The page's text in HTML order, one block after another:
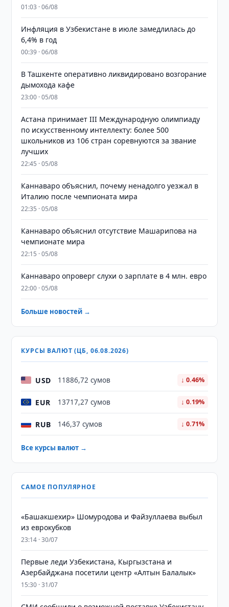
01:03 · 06/08
Инфляция в Узбекистане в июле замедлилась до
6,4% в год
00:39 · 06/08
В Ташкенте оперативно ликвидировано возгорание
дымохода кафе
23:00 · 05/08
Астана принимает III Международную олимпиаду
по искусственному интеллекту: более 500
школьников из 106 стран соревнуются за звание
лучших
22:45 · 05/08
Каннаваро объяснил, почему ненадолго уезжал в
Италию после чемпионата мира
22:35 · 05/08
Каннаваро объяснил отсутствие Машарипова на
чемпионате мира
22:15 · 05/08
Каннаваро опроверг слухи о зарплате в 4 млн. евро
22:00 · 05/08
Больше новостей →
КУРСЫ ВАЛЮТ (ЦБ, 06.08.2026)
USD 11886,72 сумов ↓ 0.46%
EUR 13717,27 сумов ↓ 0.19%
RUB 146,37 сумов ↓ 0.71%
Все курсы валют →
САМОЕ ПОПУЛЯРНОЕ
«Башакшехир» Шомуродова и Файзуллаева выбыл
из еврокубков
23:14 · 30/07
Первые леди Узбекистана, Кыргызстана и
Азербайджана посетили центр «Алтын Балалык»
15:30 · 31/07